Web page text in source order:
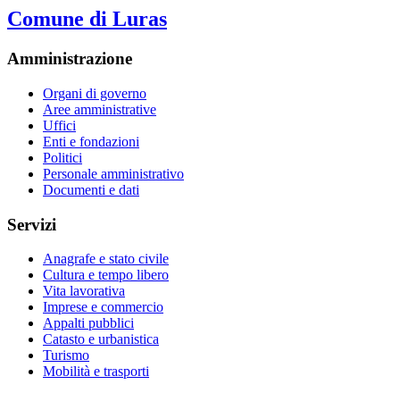
Comune di Luras
Amministrazione
Organi di governo
Aree amministrative
Uffici
Enti e fondazioni
Politici
Personale amministrativo
Documenti e dati
Servizi
Anagrafe e stato civile
Cultura e tempo libero
Vita lavorativa
Imprese e commercio
Appalti pubblici
Catasto e urbanistica
Turismo
Mobilità e trasporti